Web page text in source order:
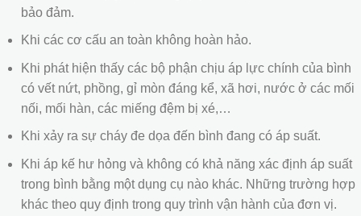
bảo đảm.
Khi các cơ cấu an toàn không hoàn hảo.
Khi phát hiện thấy các bộ phận chịu áp lực chính của bình
có vết nứt, phồng, gỉ mòn đáng kể, xã hơi, nước ở các mối
nối, mối hàn, các miếng đệm bị xé,…
Khi xảy ra sự cháy đe dọa đến bình đang có áp suất.
Khi áp kế hư hỏng và không có khả năng xác định áp suất
trong bình bằng một dụng cụ nào khác. Những trường hợp
khác theo quy định trong quy trình vận hành của đơn vị.